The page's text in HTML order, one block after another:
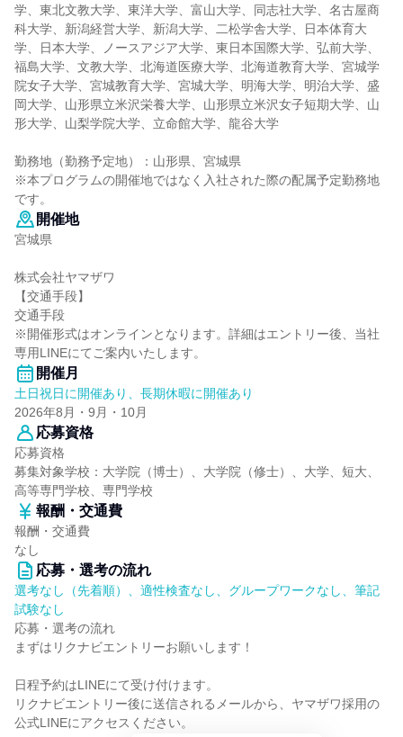
学、東北文教大学、東洋大学、富山大学、同志社大学、名古屋商
科大学、新潟経営大学、新潟大学、二松学舎大学、日本体育大
学、日本大学、ノースアジア大学、東日本国際大学、弘前大学、
福島大学、文教大学、北海道医療大学、北海道教育大学、宮城学
院女子大学、宮城教育大学、宮城大学、明海大学、明治大学、盛
岡大学、山形県立米沢栄養大学、山形県立米沢女子短期大学、山
形大学、山梨学院大学、立命館大学、龍谷大学
勤務地（勤務予定地）：山形県、宮城県
※本プログラムの開催地ではなく入社された際の配属予定勤務地
です。
開催地
宮城県
株式会社ヤマザワ
【交通手段】
交通手段
※開催形式はオンラインとなります。詳細はエントリー後、当社
専用LINEにてご案内いたします。
開催月
土日祝日に開催あり、長期休暇に開催あり
2026年8月・9月・10月
応募資格
応募資格
募集対象学校：大学院（博士）、大学院（修士）、大学、短大、
高等専門学校、専門学校
報酬・交通費
報酬・交通費
なし
応募・選考の流れ
選考なし（先着順）、適性検査なし、グループワークなし、筆記
試験なし
応募・選考の流れ
まずはリクナビエントリーお願いします！
日程予約はLINEにて受け付けます。
リクナビエントリー後に送信されるメールから、ヤマザワ採用の
公式LINEにアクセスください。